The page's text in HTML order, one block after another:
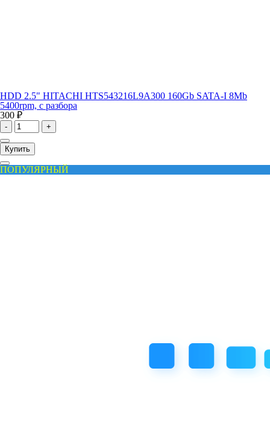
HDD 2.5" HITACHI HTS543216L9A300 160Gb SATA-I 8Mb
5400rpm, с разбора
300 ₽
- +
Купить
ПОПУЛЯРНЫЙ